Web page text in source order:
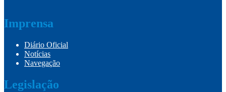
Imprensa
Diário Oficial
Notícias
Navegação
Legislação